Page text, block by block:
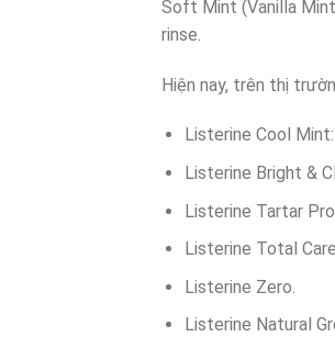
Soft Mint (Vanilla
rinse.
Hiện nay, trên thị
Listerine Cool
Listerine Bright &
Listerine Tartar
Listerine Total
Listerine Zero.
Listerine Natural